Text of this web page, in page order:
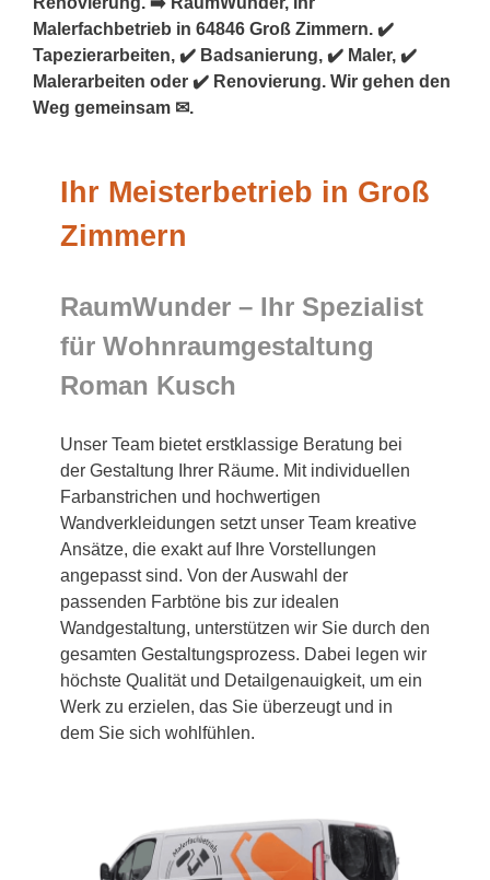
Malerfachbetrieb in 64846 Groß Zimmern. ✔️
Tapezierarbeiten, ✔️ Badsanierung, ✔️ Maler, ✔️
Malerarbeiten oder ✔️ Renovierung. Wir gehen den
Weg gemeinsam ✉.
Ihr Meisterbetrieb in Groß
Zimmern
RaumWunder – Ihr Spezialist
für Wohnraumgestaltung
Roman Kusch
Unser Team bietet erstklassige Beratung bei
der Gestaltung Ihrer Räume. Mit individuellen
Farbanstrichen und hochwertigen
Wandverkleidungen setzt unser Team kreative
Ansätze, die exakt auf Ihre Vorstellungen
angepasst sind. Von der Auswahl der
passenden Farbtöne bis zur idealen
Wandgestaltung, unterstützen wir Sie durch den
gesamten Gestaltungsprozess. Dabei legen wir
höchste Qualität und Detailgenauigkeit, um ein
Werk zu erzielen, das Sie überzeugt und in
dem Sie sich wohlfühlen.